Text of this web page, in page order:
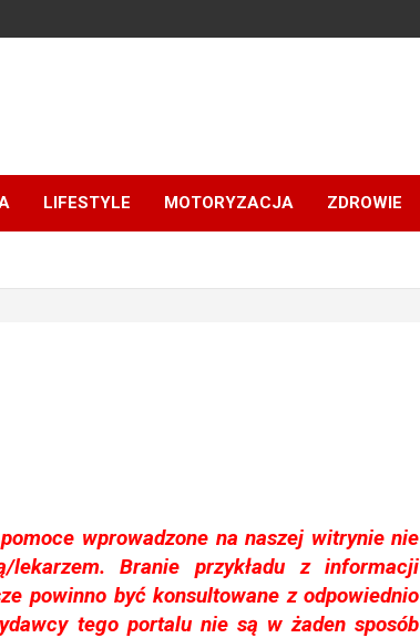
LIFESTYLE MOTORYZACJA ZDROWIE
wprowadzone na naszej witrynie nie
lekarzem. Branie przykładu z informacji
powinno być konsultowane z odpowiednio
tego portalu nie są w żaden sposób